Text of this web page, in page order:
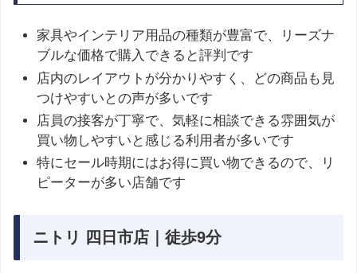
家具やインテリア用品の種類が豊富で、リーズナ
ブルな価格で購入できると評判です
店内のレイアウトが分かりやすく、どの商品も見
つけやすいとの声が多いです
店員の接客が丁寧で、気軽に相談できる雰囲気が
買い物しやすいと感じる利用者が多いです
特にセール時期にはお得に買い物できるので、リ
ピーターが多い店舗です
ニトリ 四日市店｜徒歩9分